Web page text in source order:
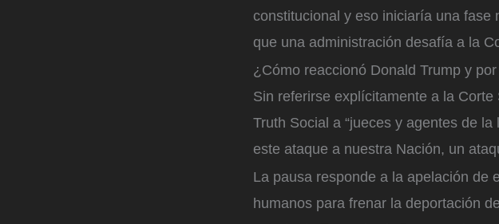
constitucional y eso iniciaría una
que una administración desafía a la
¿Cómo reaccionó Donald Trump y
Sin referirse explícitamente a la
Truth Social a “jueces y agentes de
este ataque a nuestra Nación, un
La pausa responde a la apelación de
humanos para frenar la deportación